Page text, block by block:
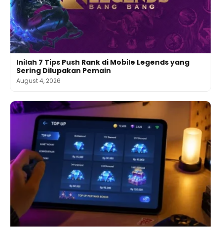
Inilah 7 Tips Push Rank di Mobile Legends yang
Sering Dilupakan Pemain
August 4, 2026